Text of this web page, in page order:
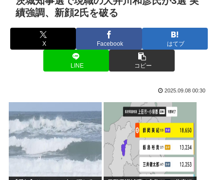
【厚労省】日本生まれの外国人、24年に2.2万人 出生数全体の
3...
【朗報】「おにぎりリヤカー」の美人店主さん、ついに実店舗
【ゲーム】おんJ民で千の英雄と失われた王国やろうぜ
踏切で後続車に追突されて車が線路にハミ出てしまった！ 私
「うわ！...
新NISA始めて11ヶ月経過したけど全く金が増えなくてこれじ
ゃ将...
人気ユーチューバーが披露した白ビキニ姿がやりすぎだと話題
【画像】人気ユーチューバーさん、ドラム式洗濯機一択だと力
説する
【謎】男が人生で1番モテる年齢、ガチで謎すぎる
高市早苗、公用車を3000万のセンチュリーSUVに新調させ
績強調、新顔2氏を破る
X Facebook はてブ
LINE コピー
2025.09.08 00:30